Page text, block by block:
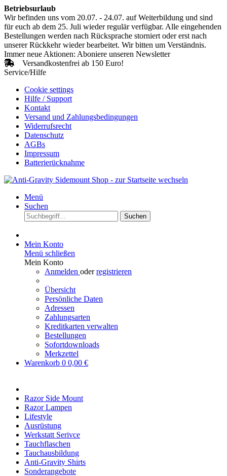
Betriebsurlaub
Wir befinden uns vom 20.07. - 24.07. auf Weiterbildung und sind
für euch ab dem 25. Juli wieder regulär verfügbar. Alle eingehenden
Bestellungen werden nach Rücksprache storniert oder erst nach
unserer Rückkehr wieder bearbeitet. Wir bitten um Verständnis.
Immer neue Aktionen: Aboniere unseren Newsletter
Versandkostenfrei ab 150 Euro!
Service/Hilfe
Cookie settings
Hilfe / Support
Kontakt
Versand und Zahlungsbedingungen
Widerrufsrecht
Datenschutz
AGBs
Impressum
Batterierücknahme
Menü
Suchen
Suchen
Mein Konto
Menü schließen
Mein Konto
Anmelden oderregistrieren
Übersicht
Persönliche Daten
Adressen
Zahlungsarten
Kreditkarten verwalten
Bestellungen
Sofortdownloads
Merkzettel
Warenkorb 0 0,00 €
Razor Side Mount
Razor Lampen
Lifestyle
Ausrüstung
Werkstatt Serivce
Tauchflaschen
Tauchausbildung
Anti-Gravity Shirts
Sonderangebote